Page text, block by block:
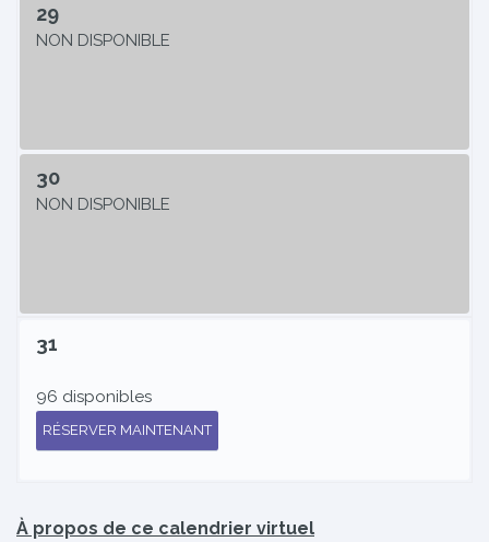
29
NON DISPONIBLE
30
NON DISPONIBLE
31
96 disponibles
RÉSERVER MAINTENANT
À propos de ce calendrier virtuel